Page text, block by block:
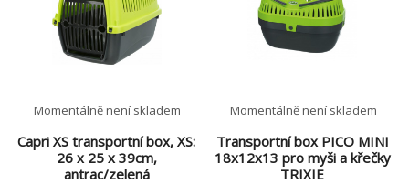
Capri XS transportní box, XS:
26 x 25 x 39cm,
antrac/zelená
Momentálně není skladem
Transportní box PICO MINI
18x12x13 pro myši a křečky
TRIXIE
Momentálně není skladem